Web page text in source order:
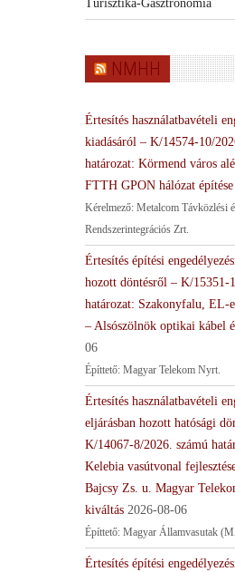
Turisztika-Gasztronómia
NMHH
Értesítés használatbavételi
kiadásáról – K/14574-10/
határozat: Körmend város
FTTH GPON hálózat építése
Kérelmező: Metalcom Távközlési
Rendszerintegrációs Zrt.
Értesítés építési
hozott döntésről – K/15351-
határozat: Szakonyfalu, EL-
– Alsószölnök optikai kábel
06
Építtető: Magyar Telekom Nyrt.
Értesítés használatbavételi
eljárásban hozott hatósági
K/14067-8/2026. számú
Kelebia vasútvonal
Bajcsy Zs. u. Magyar
kiváltás 2026-08-06
Építtető: Magyar Államvasutak
Értesítés építési